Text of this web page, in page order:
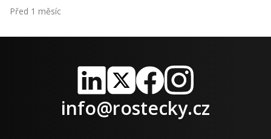
Před 1 měsíc
LinkedIn
X FacebookInstagram
info@rostecky.cz